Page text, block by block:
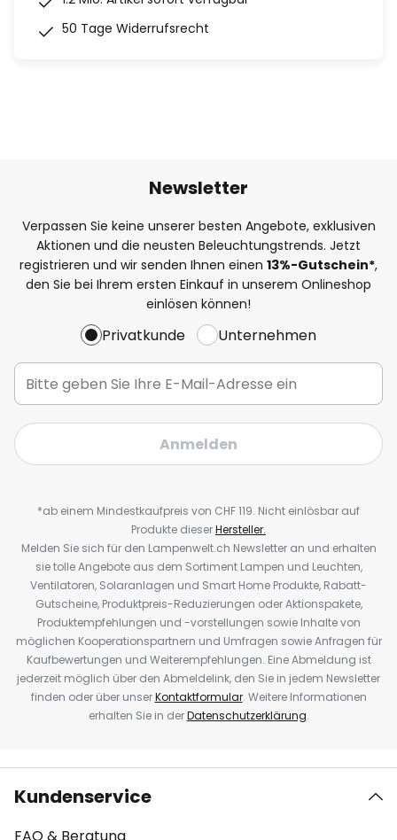
50 Tage Widerrufsrecht
Newsletter
Verpassen Sie keine unserer besten Angebote, exklusiven
Aktionen und die neusten Beleuchtungstrends. Jetzt
registrieren und wir senden Ihnen einen 13%-Gutschein*,
den Sie bei Ihrem ersten Einkauf in unserem Onlineshop
einlösen können!
Privatkunde Unternehmen
Anmelden
*ab einem Mindestkaufpreis von CHF 119. Nicht einlösbar auf
Produkte dieserHersteller.
Melden Sie sich für den Lampenwelt.ch Newsletter an und erhalten
sie tolle Angebote aus dem Sortiment Lampen und Leuchten,
Ventilatoren, Solaranlagen und Smart Home Produkte, Rabatt-
Gutscheine, Produktpreis-Reduzierungen oder Aktionspakete,
Produktempfehlungen und -vorstellungen sowie Inhalte von
möglichen Kooperationspartnern und Umfragen sowie Anfragen für
Kaufbewertungen und Weiterempfehlungen. Eine Abmeldung ist
jederzeit möglich über den Abmeldelink, den Sie in jedem Newsletter
finden oder über unserKontaktformular. Weitere Informationen
erhalten Sie in derDatenschutzerklärung.
Kundenservice